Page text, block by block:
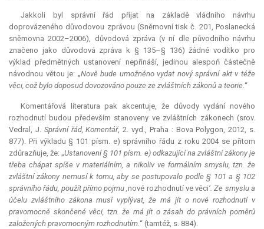
Jakkoli byl správní řád přijat na základě vládního návrhu
doprovázeného důvodovou zprávou (Sněmovní tisk č. 201, Poslanecká
sněmovna 2002–2006), důvodová zpráva (v ní dle původního návrhu
značeno jako důvodová zpráva k § 135–§ 136) žádné vodítko pro
výklad předmětných ustanovení nepřináší, jedinou alespoň částečně
návodnou větou je: „Nově bude umožněno vydat nový správní akt v téže
věci, což bylo doposud dovozováno pouze ze zvláštních zákonů a teorie.“
Komentářová literatura pak akcentuje, že důvody vydání nového
rozhodnutí budou především stanoveny ve zvláštních zákonech (srov.
Vedral, J. Správní řád, Komentář, 2. vyd., Praha : Bova Polygon, 2012, s.
877). Při výkladu § 101 písm. e) správního řádu z roku 2004 se přitom
zdůrazňuje, že: „Ustanovení § 101 písm. e) odkazující na zvláštní zákony je
třeba chápat spíše v materiálním, a nikoliv ve formálním smyslu, tzn. že
zvláštní zákony nemusí k tomu, aby se postupovalo podle § 101 a § 102
správního řádu, použít přímo pojmu ‚nové rozhodnutí ve věci‘. Ze smyslu a
účelu zvláštního zákona musí vyplývat, že má jít o nové rozhodnutí v
pravomocně skončené věci, tzn. že má jít o zásah do právních poměrů
založených pravomocným rozhodnutím.“ (tamtéž, s. 884).